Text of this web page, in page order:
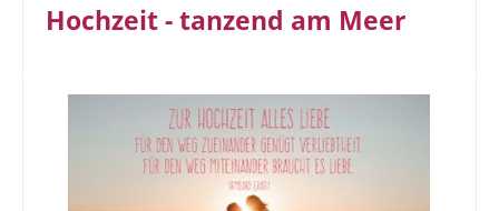
Hochzeit - tanzend am Meer
Bildergalerie überspringen